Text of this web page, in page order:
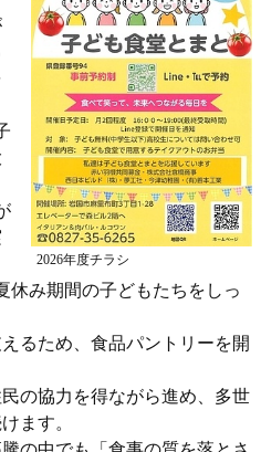
2026年度チラシ
休み期間の子どもたちをしっ
るため、食品パントリーを開
の協力を得ながら進め、多世
ます。